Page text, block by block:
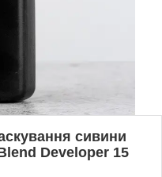
сивини
Developer 15